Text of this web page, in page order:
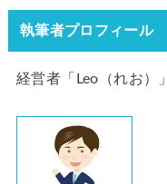
執筆者プロフィール
経営者「Leo（れお）」